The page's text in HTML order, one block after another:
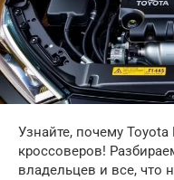
Узнайте, почему Toyota
кроссоверов!
владельцев и все, что